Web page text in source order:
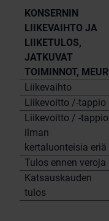
KONSERNIN
LIIKEVAIHTO JA
LIIKETULOS,
JATKUVAT
TOIMINNOT, MEUR
Liikevaihto
Liikevoitto /-tappio
Liikevoitto / -tappio
ilman
kertaluonteisia eriä
Tulos ennen veroja
Katsauskauden
tulos